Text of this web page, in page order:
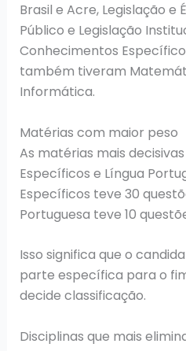
Brasil e Acre, Legislação e
Público e Legislação
Conhecimentos
também tiveram
Informática.
Matérias com maior peso
As matérias mais
Específicos e Língua
Específicos teve 30
Portuguesa teve 10
Isso significa que o
parte específica para o
decide classificação.
Disciplinas que mais